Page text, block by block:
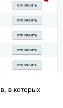
в которых